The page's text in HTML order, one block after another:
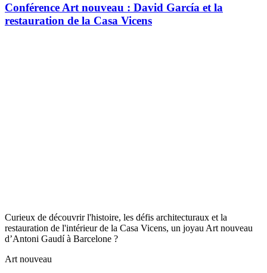
Conférence Art nouveau : David García et la
restauration de la Casa Vicens
Curieux de découvrir l'histoire, les défis architecturaux et la
restauration de l'intérieur de la Casa Vicens, un joyau Art nouveau
d’Antoni Gaudí à Barcelone ?
Art nouveau